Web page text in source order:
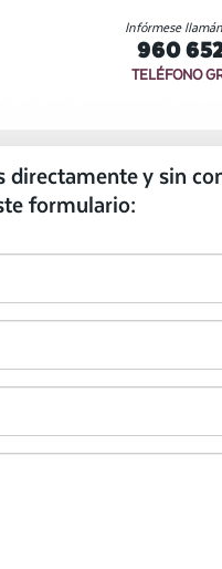
Infórmese
960
TELÉFONO
directamente y sin
formulario: